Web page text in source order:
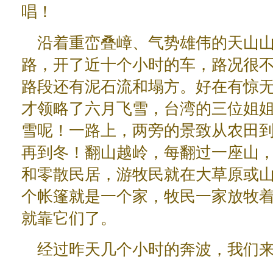
唱！
沿着重峦叠嶂、气势雄伟的天山
路，开了近十个小时的车，路况很
路段还有泥石流和塌方。好在有惊
才领略了六月飞雪，台湾的三位姐
雪呢！一路上，两旁的景致从农田
再到冬！翻山越岭，每翻过一座山
和零散民居，游牧民就在大草原或
个帐篷就是一个家，牧民一家放牧
就靠它们了。
经过昨天几个小时的奔波，我们